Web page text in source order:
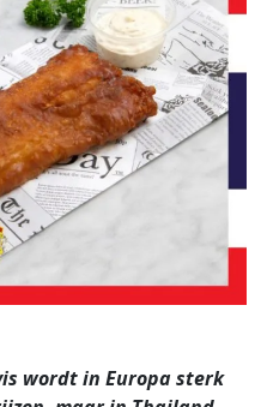
wordt in Europa sterk